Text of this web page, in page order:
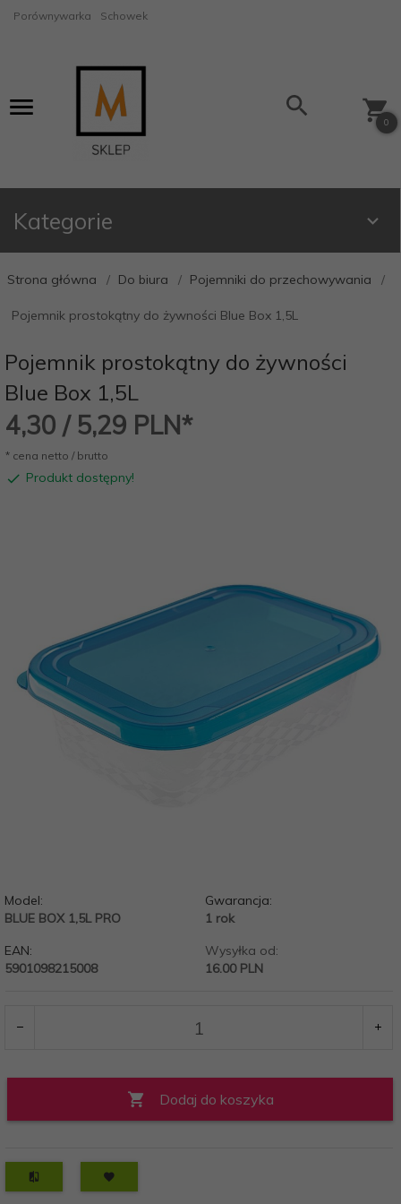
Porównywarka Schowek
0
Kategorie
Strona główna Do biura Pojemniki do przechowywania
Pojemnik prostokątny do żywności Blue Box 1,5L
Pojemnik prostokątny do żywności
Blue Box 1,5L
4,30 / 5,29 PLN*
* cena netto / brutto
Produkt dostępny!
Model:
BLUE BOX 1,5L PRO
Gwarancja:
1 rok
EAN:
5901098215008
Wysyłka od:
16.00 PLN
Dodaj do koszyka